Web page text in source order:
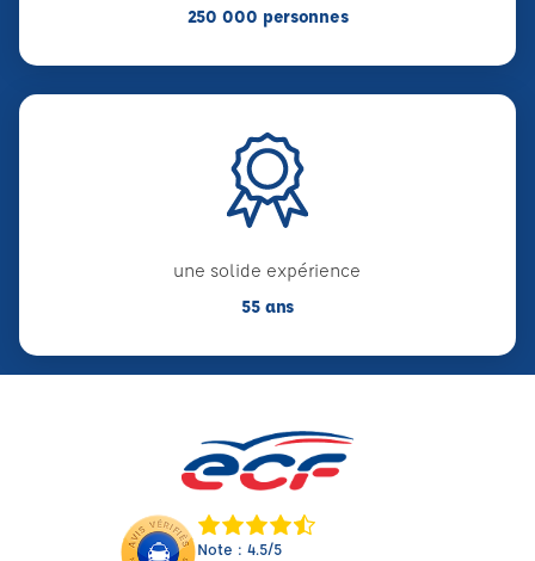
250 000 personnes
une solide expérience
55 ans
Note : 4.5/5